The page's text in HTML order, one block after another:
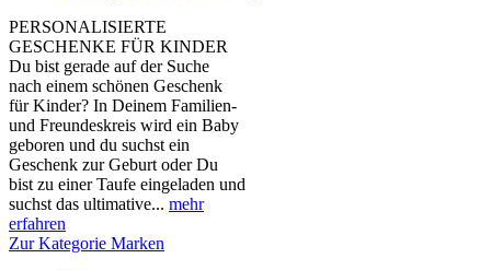
PERSONALISIERTE
GESCHENKE FÜR KINDER
Du bist gerade auf der Suche
nach einem schönen Geschenk
für Kinder? In Deinem Familien-
und Freundeskreis wird ein Baby
geboren und du suchst ein
Geschenk zur Geburt oder Du
bist zu einer Taufe eingeladen und
suchst das ultimative... mehr
erfahren
Zur Kategorie Marken